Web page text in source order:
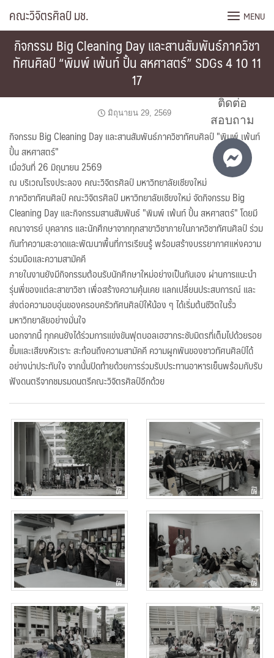
คณะวิจิตรศิลป์ มช. MENU
กิจกรรม Big Cleaning Day และสานสัมพันธ์ภาควิชา
ทัศนศิลป์ “พิมพ์ เพ้นท์ ปั้น สหศาสตร์” SDGs 4 10 11
17
มิถุนายน 29, 2569
กิจกรรม Big Cleaning Day และสานสัมพันธ์ภาควิชาทัศนศิลป์ "พิมพ์ เพ้นท์
ปั้น สหศาสตร์"
เมื่อวันที่ 26 มิถุนายน 2569
ณ บริเวณโรงประลอง คณะวิจิตรศิลป์ มหาวิทยาลัยเชียงใหม่
ภาควิชาทัศนศิลป์ คณะวิจิตรศิลป์ มหาวิทยาลัยเชียงใหม่ จัดกิจกรรม Big
Cleaning Day และกิจกรรมสานสัมพันธ์ "พิมพ์ เพ้นท์ ปั้น สหศาสตร์" โดยมี
คณาจารย์ บุคลากร และนักศึกษาจากทุกสาขาวิชาภายในภาควิชาทัศนศิลป์ ร่วม
กันทำความสะอาดและพัฒนาพื้นที่การเรียนรู้ พร้อมสร้างบรรยากาศแห่งความ
ร่วมมือและความสามัคคี
ภายในงานยังมีกิจกรรมต้อนรับนักศึกษาใหม่อย่างเป็นกันเอง ผ่านการแนะนำ
รุ่นพี่ของแต่ละสาขาวิชา เพื่อสร้างความคุ้นเคย แลกเปลี่ยนประสบการณ์ และ
ส่งต่อความอบอุ่นของครอบครัวทัศนศิลป์ให้น้อง ๆ ได้เริ่มต้นชีวิตในรั้ว
มหาวิทยาลัยอย่างมั่นใจ
นอกจากนี้ ทุกคนยังได้ร่วมการแข่งขันฟุตบอลเฮฮากระชับมิตรที่เต็มไปด้วยรอย
ยิ้มและเสียงหัวเราะ สะท้อนถึงความสามัคคี ความผูกพันของชาวทัศนศิลป์ได้
อย่างน่าประทับใจ จากนั้นปิดท้ายด้วยการร่วมรับประทานอาหารเย็นพร้อมกับรับ
ฟังดนตรีจากชมรมดนตรีคณะวิจิตรศิลป์อีกด้วย
ติดต่อ
สอบถาม